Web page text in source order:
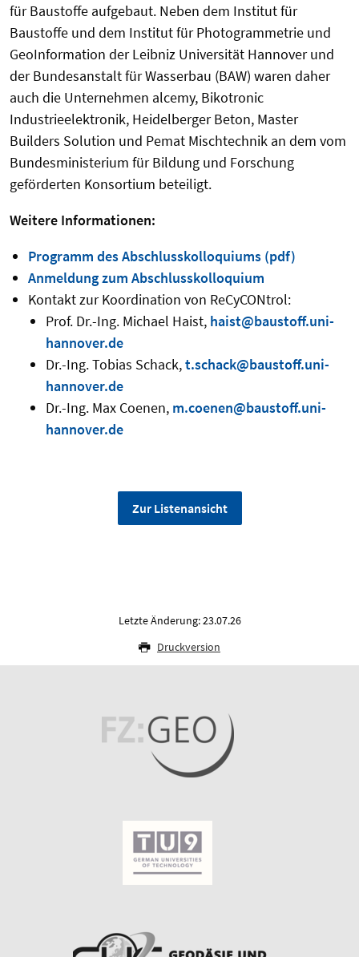
für Baustoffe aufgebaut. Neben dem Institut für
Baustoffe und dem Institut für Photogrammetrie und
GeoInformation der Leibniz Universität Hannover und
der Bundesanstalt für Wasserbau (BAW) waren daher
auch die Unternehmen alcemy, Bikotronic
Industrieelektronik, Heidelberger Beton, Master
Builders Solution und Pemat Mischtechnik an dem vom
Bundesministerium für Bildung und Forschung
geförderten Konsortium beteiligt.
Weitere Informationen:
Programm des Abschlusskolloquiums (pdf)
Anmeldung zum Abschlusskolloquium
Kontakt zur Koordination von ReCyCONtrol:
Prof. Dr.-Ing. Michael Haist, haist@baustoff.uni-
hannover.de
Dr.-Ing. Tobias Schack,t.schack@baustoff.uni-
hannover.de
Dr.-Ing. Max Coenen, m.coenen@baustoff.uni-
hannover.de
Zur Listenansicht
Letzte Änderung: 23.07.26
Druckversion